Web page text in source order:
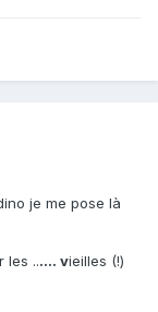
je me pose là
les ...... vieilles (!)